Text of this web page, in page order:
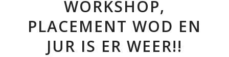
WORKSHOP,
PLACEMENT WOD EN
JUR IS ER WEER!!